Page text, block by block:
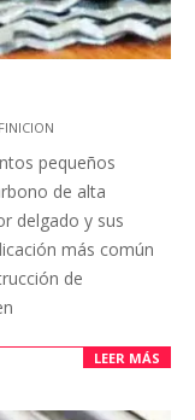
pequeños
de alta
delgado y sus
más común
de
LEER MÁS